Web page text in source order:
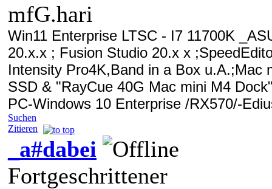
mfG.hari
Win11 Enterprise LTSC - I7 11700K
20.x.x ; Fusion Studio 20.x x
Intensity Pro4K,Band in a Box u.A.;Mac
SSD & "RayCue 40G Mac mini M4
PC-Windows 10 Enterprise /RX570/-
Suchen
Zitieren
_a#dabei
Fortgeschrittener